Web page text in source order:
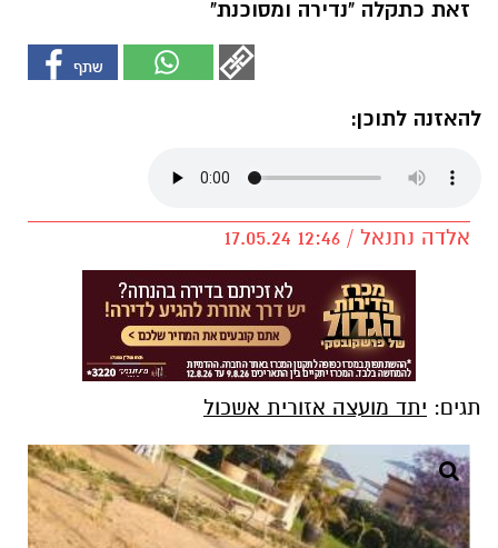
זאת כתקלה "נדירה ומסוכנת"
להאזנה לתוכן:
אלדה נתנאל / 12:46 17.05.24
תגים: יתד מועצה אזורית אשכול